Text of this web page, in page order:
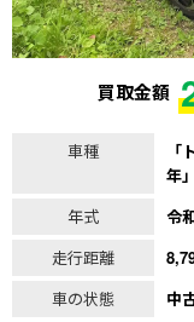
買取金額
車種
年」
年式
令
走行距離
車の状態
中